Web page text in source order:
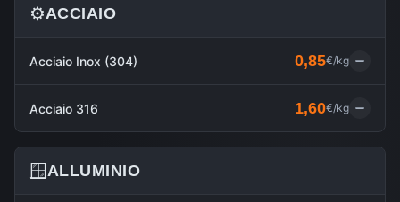
⚙️ACCIAIO
Acciaio Inox (304) 0,85€/kg
Acciaio 316 1,60€/kg
🪟ALLUMINIO